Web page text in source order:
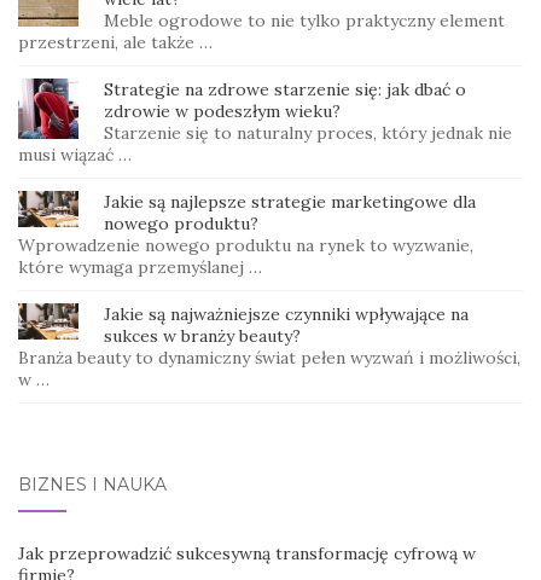
Meble ogrodowe to nie tylko praktyczny element
przestrzeni, ale także …
Strategie na zdrowe starzenie się: jak dbać o
zdrowie w podeszłym wieku?
Starzenie się to naturalny proces, który jednak nie
musi wiązać …
Jakie są najlepsze strategie marketingowe dla
nowego produktu?
Wprowadzenie nowego produktu na rynek to wyzwanie,
które wymaga przemyślanej …
Jakie są najważniejsze czynniki wpływające na
sukces w branży beauty?
Branża beauty to dynamiczny świat pełen wyzwań i możliwości,
w …
BIZNES I NAUKA
Jak przeprowadzić sukcesywną transformację cyfrową w
firmie?